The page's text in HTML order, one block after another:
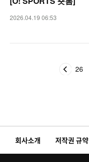
2026.04.19 06:53
26
회사소개 저작권 규약